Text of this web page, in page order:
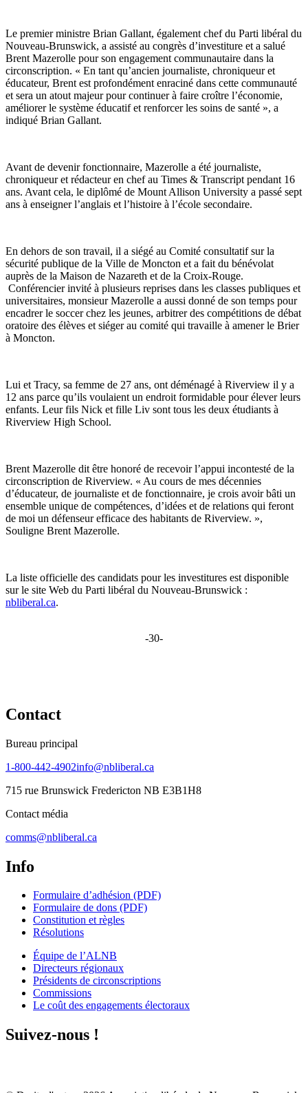
Le premier ministre Brian Gallant, également chef du Parti libéral du
Nouveau-Brunswick, a assisté au congrès d’investiture et a salué
Brent Mazerolle pour son engagement communautaire dans la
circonscription. « En tant qu’ancien journaliste, chroniqueur et
éducateur, Brent est profondément enraciné dans cette communauté
et sera un atout majeur pour continuer à faire croître l’économie,
améliorer le système éducatif et renforcer les soins de santé », a
indiqué Brian Gallant.
Avant de devenir fonctionnaire, Mazerolle a été journaliste,
chroniqueur et rédacteur en chef au Times & Transcript pendant 16
ans. Avant cela, le diplômé de Mount Allison University a passé sept
ans à enseigner l’anglais et l’histoire à l’école secondaire.
En dehors de son travail, il a siégé au Comité consultatif sur la
sécurité publique de la Ville de Moncton et a fait du bénévolat
auprès de la Maison de Nazareth et de la Croix-Rouge.
Conférencier invité à plusieurs reprises dans les classes publiques et
universitaires, monsieur Mazerolle a aussi donné de son temps pour
encadrer le soccer chez les jeunes, arbitrer des compétitions de débat
oratoire des élèves et siéger au comité qui travaille à amener le Brier
à Moncton.
Lui et Tracy, sa femme de 27 ans, ont déménagé à Riverview il y a
12 ans parce qu’ils voulaient un endroit formidable pour élever leurs
enfants. Leur fils Nick et fille Liv sont tous les deux étudiants à
Riverview High School.
Brent Mazerolle dit être honoré de recevoir l’appui incontesté de la
circonscription de Riverview. « Au cours de mes décennies
d’éducateur, de journaliste et de fonctionnaire, je crois avoir bâti un
ensemble unique de compétences, d’idées et de relations qui feront
de moi un défenseur efficace des habitants de Riverview. »,
Souligne Brent Mazerolle.
La liste officielle des candidats pour les investitures est disponible
sur le site Web du Parti libéral du Nouveau-Brunswick :
nbliberal.ca.
-30-
Contact
Bureau principal
1-800-442-4902info@nbliberal.ca
715 rue Brunswick Fredericton NB E3B1H8
Contact média
comms@nbliberal.ca
Info
Formulaire d’adhésion (PDF)
Formulaire de dons (PDF)
Constitution et règles
Résolutions
Équipe de l’ALNB
Directeurs régionaux
Présidents de circonscriptions
Commissions
Le coût des engagements électoraux
Suivez-nous !